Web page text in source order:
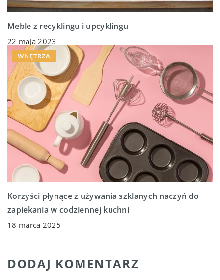
Meble z recyklingu i upcyklingu
22 maja 2023
WNĘTRZA
Korzyści płynące z używania szklanych naczyń do
zapiekania w codziennej kuchni
18 marca 2025
DODAJ KOMENTARZ